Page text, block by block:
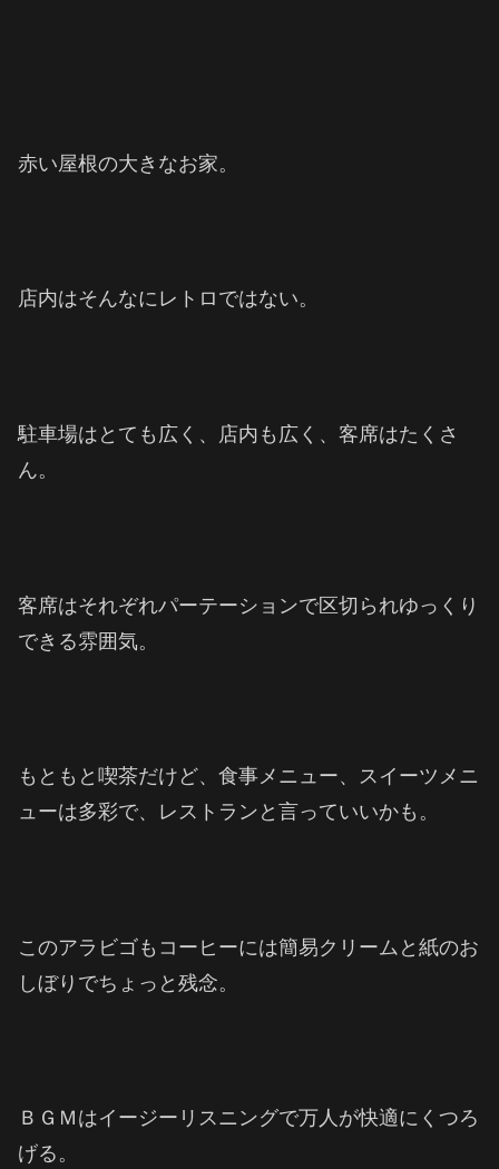
赤い屋根の大きなお家。
店内はそんなにレトロではない。
駐車場はとても広く、店内も広く、客席はたくさ
ん。
客席はそれぞれパーテーションで区切られゆっくり
できる雰囲気。
もともと喫茶だけど、食事メニュー、スイーツメニ
ューは多彩で、レストランと言っていいかも。
このアラビゴもコーヒーには簡易クリームと紙のお
しぼりでちょっと残念。
ＢＧＭはイージーリスニングで万人が快適にくつろ
げる。